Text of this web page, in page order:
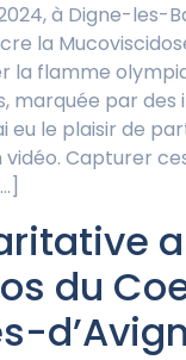
à Digne-les-
la
la flamme
marquée par
eu le plaisir de
vidéo. Capturer
du